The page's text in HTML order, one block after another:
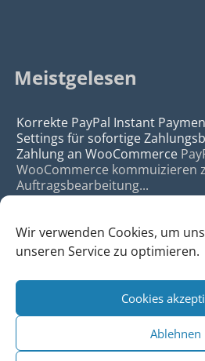
Wir verwenden Cookies, um
unseren Service zu optimieren.
Cookies
Ablehnen
Meistgelesen
Korrekte PayPal Instant
Settings für sofortige
Zahlung an WooCommerce
WooCommerce kommuizieren
Auftragsbearbeitung...
da Agency - Webagentur
•Webdesign Köln|SEO Köln|